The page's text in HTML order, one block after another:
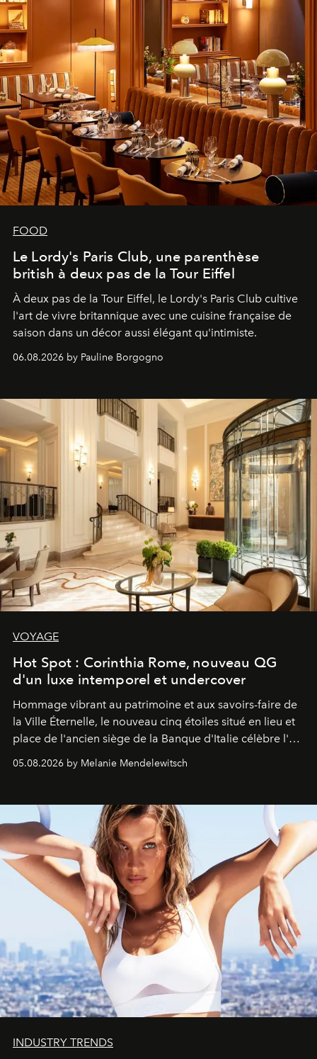
FOOD
Le Lordy's Paris Club, une parenthèse
british à deux pas de la Tour Eiffel
À deux pas de la Tour Eiffel, le Lordy's Paris Club cultive
l'art de vivre britannique avec une cuisine française de
saison dans un décor aussi élégant qu'intimiste.
06.08.2026 by Pauline Borgogno
VOYAGE
Hot Spot : Corinthia Rome, nouveau QG
d'un luxe intemporel et undercover
Hommage vibrant au patrimoine et aux savoirs-faire de
la Ville Éternelle, le nouveau cinq étoiles situé en lieu et
place de l'ancien siège de la Banque d'Italie célèbre l'art
de vivre Romain dans toute son élégance intemporelle.
05.08.2026 by Melanie Mendelewitsch
INDUSTRY TRENDS